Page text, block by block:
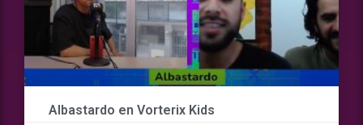
Albastardo en Vorterix Kids